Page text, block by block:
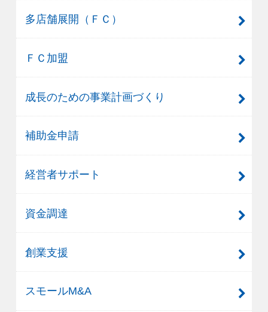
多店舗展開（ＦＣ）
ＦＣ加盟
成長のための事業計画づくり
補助金申請
経営者サポート
資金調達
創業支援
スモールM&A